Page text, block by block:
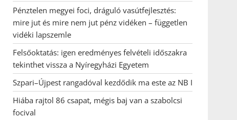
Pénztelen megyei foci, dráguló vasútfejlesztés:
mire jut és mire nem jut pénz vidéken – független
vidéki lapszemle
Felsőoktatás: igen eredményes felvételi időszakra
tekinthet vissza a Nyíregyházi Egyetem
Szpari–Újpest rangadóval kezdődik ma este az NB I
Hiába rajtol 86 csapat, mégis baj van a szabolcsi
focival